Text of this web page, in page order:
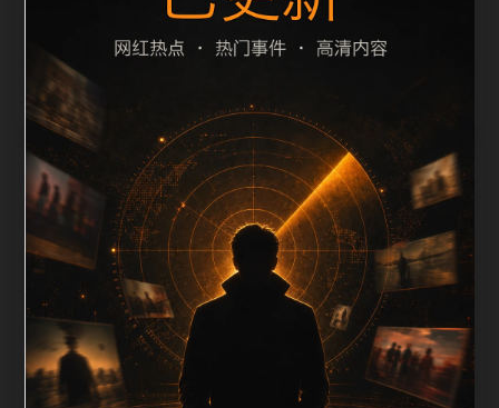
词和文章标题生成，便于搜索引擎理解页面主题。后续
采集时将继续执行远程图片本地化、坏图默认图兜底、
标题重复过滤和 descr
栏目内容归集
iption 长度检查。栏目内容按每日少量新增的方式持续
扩展，每篇保留相关问题、站内推荐和清晰的层级路
径，减少用户反复返回搜索页。第53篇作为本栏目的初
始建设内容，主要用于补齐栏目深度、稳定内链结构，
并为后续专题聚合提供可点击入口。如果后续发现页面
缺图、标题过短、描述为空或正文不足，将进入每日